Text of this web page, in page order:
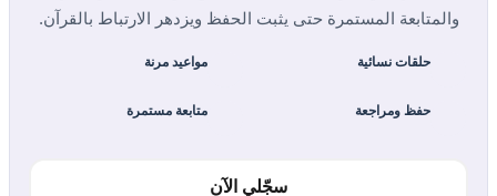
والمتابعة المستمرة حتى يثبت الحفظ ويزدهر الارتباط بالقرآن.
حلقات نسائية مواعيد مرنة
حفظ ومراجعة متابعة مستمرة
سجّلي الآن